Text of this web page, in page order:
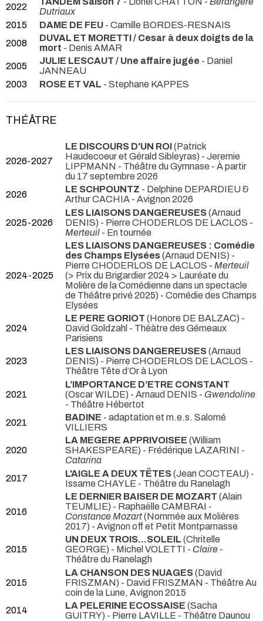
2022
Dutriaux
2015
DAME DE FEU - Camille BORDES-RESNAIS
2008
DUVAL ET MORETTI / Cesar à deux doigts de la
mort - Denis AMAR
2005
JULIE LESCAUT / Une affaire jugée - Daniel
JANNEAU
2003
ROSE ET VAL - Stephane KAPPES
THÉÂTRE
2026-2027
LE DISCOURS D'UN ROI(Patrick
Haudecoeur et Gérald Sibleyras) - Jeremie
LIPPMANN - Théâtre du Gymnase - À partir
du 17 septembre 2026
2026
LE SCHPOUNTZ - Delphine DEPARDIEU &
Arthur CACHIA - Avignon 2026
2025-2026
LES LIAISONS DANGEREUSES(Arnaud
DENIS) - Pierre CHODERLOS DE LACLOS -
Merteuil - En tournée
2024-2025
LES LIAISONS DANGEREUSES : Comédie
des Champs Elysées(Arnaud DENIS) -
Pierre CHODERLOS DE LACLOS - Merteuil
(> Prix du Brigardier 2024 > Lauréate du
Molière de la Comédienne dans un spectacle
de Théâtre privé 2025) - Comédie des Champs
Elysées
2024
LE PERE GORIOT (Honore DE BALZAC) -
David Goldzahl - Théàtre des Gémeaux
Parisiens
2023
LES LIAISONS DANGEREUSES(Arnaud
DENIS) - Pierre CHODERLOS DE LACLOS -
Théâtre Tête d’Or à Lyon
2021
L’IMPORTANCE D’ETRE CONSTANT
(Oscar WILDE) - Arnaud DENIS - Gwendoline
- Théâtre Hébertot
2021
BADINE - adaptation et m.e.s. Salomé
VILLIERS
2020
LA MEGERE APPRIVOISEE (William
SHAKESPEARE) - Frédérique LAZARINI -
Catarina
2017
L'AIGLE A DEUX TËTES(Jean COCTEAU) -
Issame CHAYLE - Théâtre du Ranelagh
2016
LE DERNIER BAISER DE MOZART (Alain
TEUMLIE) - Raphaëlle CAMBRAI -
Constance Mozart(Nommée aux Molières
2017) - Avignon off et Petit Montparnasse
2015
UN DEUX TROIS...SOLEIL (Chritelle
GEORGE) - Michel VOLETTI - Claire -
Théâtre du Ranelagh
2015
LA CHANSON DES NUAGES(David
FRISZMAN) - David FRISZMAN - Théâtre Au
coin de la Lune, Avignon 2015
2014
LA PELERINE ECOSSAISE (Sacha
GUITRY) - Pierre LAVILLE - Théâtre Daunou